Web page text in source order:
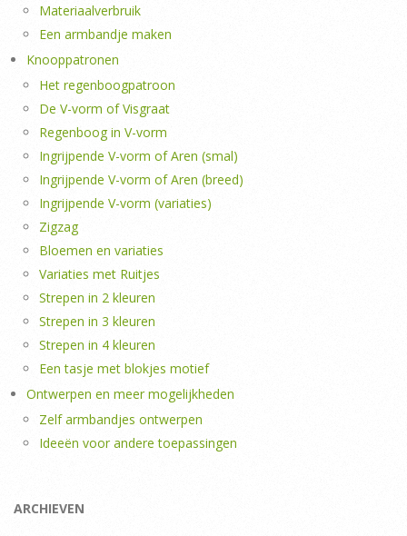
Materiaalverbruik
Een armbandje maken
Knooppatronen
Het regenboogpatroon
De V-vorm of Visgraat
Regenboog in V-vorm
Ingrijpende V-vorm of Aren (smal)
Ingrijpende V-vorm of Aren (breed)
Ingrijpende V-vorm (variaties)
Zigzag
Bloemen en variaties
Variaties met Ruitjes
Strepen in 2 kleuren
Strepen in 3 kleuren
Strepen in 4 kleuren
Een tasje met blokjes motief
Ontwerpen en meer mogelijkheden
Zelf armbandjes ontwerpen
Ideeën voor andere toepassingen
ARCHIEVEN